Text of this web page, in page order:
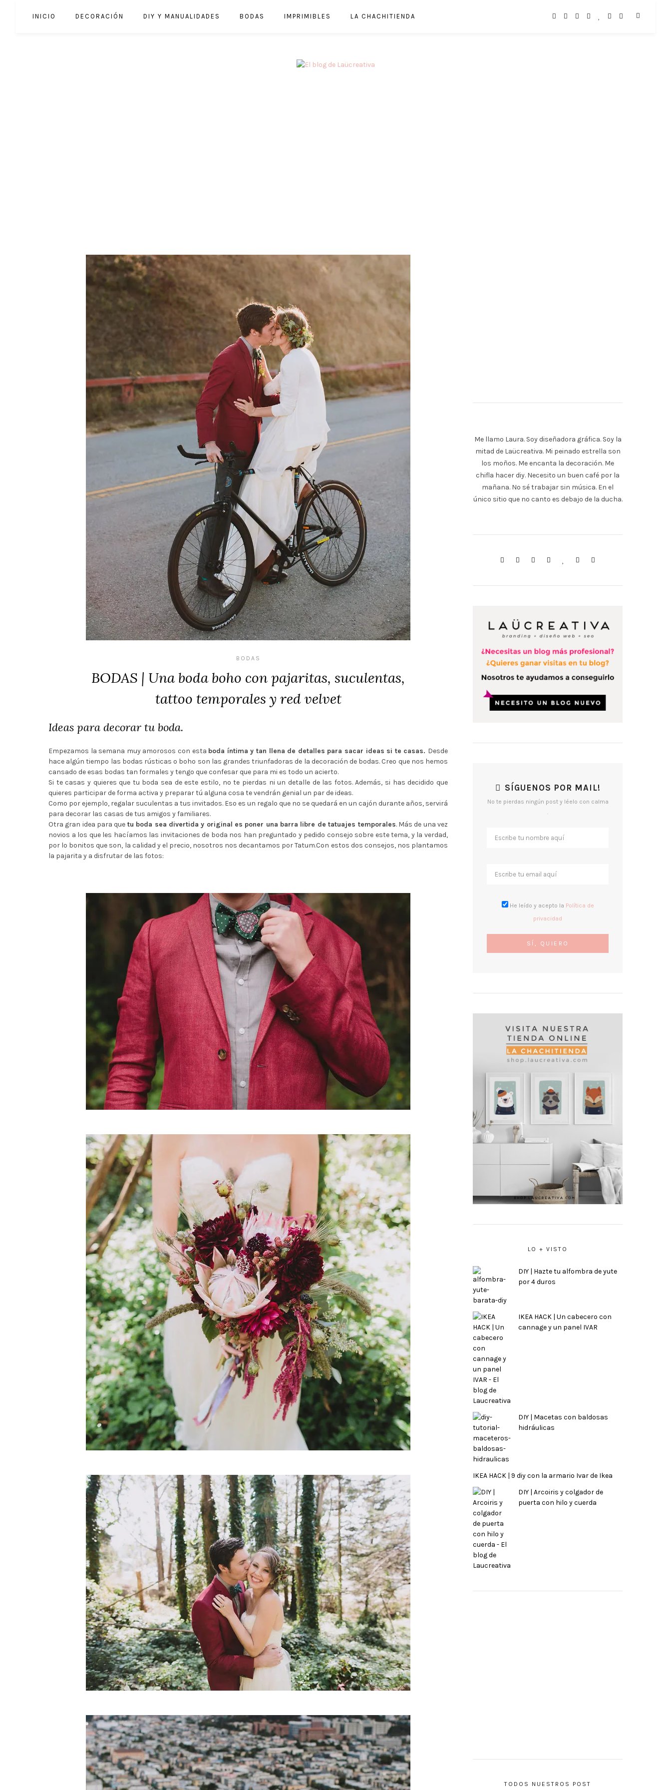
INICIO DECORACIÓN DIY Y MANUALIDADES BODAS IMPRIMIBLES LA CHACHITIENDA
BODAS
BODAS | Una boda boho con pajaritas, suculentas,
tattoo temporales y red velvet
Ideas para decorar tu boda.
Empezamos la semana muy amorosos con esta boda íntima y tan llena de detalles para sacar ideas si te casas. Desde
hace algún tiempo las bodas rústicas o boho son las grandes triunfadoras de la decoración de bodas. Creo que nos hemos
cansado de esas bodas tan formales y tengo que confesar que para mi es todo un acierto.
Si te casas y quieres que tu boda sea de este estilo, no te pierdas ni un detalle de las fotos. Además, si has decidido que
quieres participar de forma activa y preparar tú alguna cosa te vendrán genial un par de ideas.
Como por ejemplo, regalar suculentas a tus invitados. Eso es un regalo que no se quedará en un cajón durante años, servirá
para decorar las casas de tus amigos y familiares.
Otra gran idea para que tu boda sea divertida y original es poner una barra libre de tatuajes temporales. Más de una vez
novios a los que les hacíamos las invitaciones de boda nos han preguntado y pedido consejo sobre este tema, y la verdad,
por lo bonitos que son, la calidad y el precio, nosotros nos decantamos por Tatum.Con estos dos consejos, nos plantamos
la pajarita y a disfrutar de las fotos:
Me llamo Laura. Soy diseñadora gráfica. Soy la
mitad de Laücreativa. Mi peinado estrella son
los moños. Me encanta la decoración. Me
chifla hacer diy. Necesito un buen café por la
mañana. No sé trabajar sin música. En el
único sitio que no canto es debajo de la ducha.
SÍGUENOS POR MAIL!
No te pierdas ningún post y léelo con calma
.
He leído y acepto la Política de
privacidad
LO + VISTO
DIY | Hazte tu alfombra de yute
por 4 duros
IKEA HACK | Un cabecero con
cannage y un panel IVAR
DIY | Macetas con baldosas
hidráulicas
IKEA HACK | 9 diy con la armario Ivar de Ikea
DIY | Arcoiris y colgador de
puerta con hilo y cuerda
TODOS NUESTROS POST